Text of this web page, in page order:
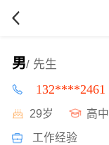
男/ 先生
132****2461
29岁 高中
工作经验